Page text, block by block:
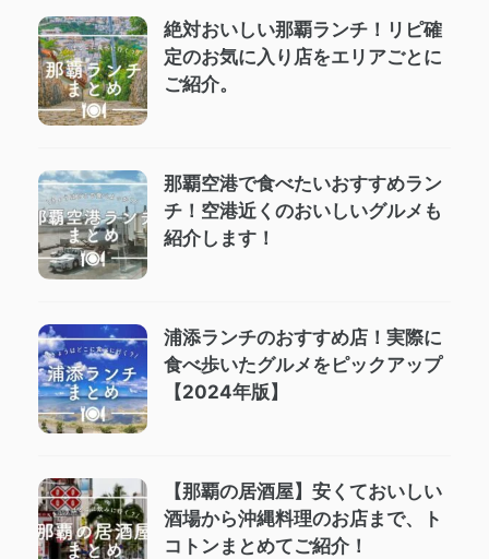
絶対おいしい那覇ランチ！リピ確
定のお気に入り店をエリアごとに
ご紹介。
那覇空港で食べたいおすすめラン
チ！空港近くのおいしいグルメも
紹介します！
浦添ランチのおすすめ店！実際に
食べ歩いたグルメをピックアップ
【2024年版】
【那覇の居酒屋】安くておいしい
酒場から沖縄料理のお店まで、ト
コトンまとめてご紹介！